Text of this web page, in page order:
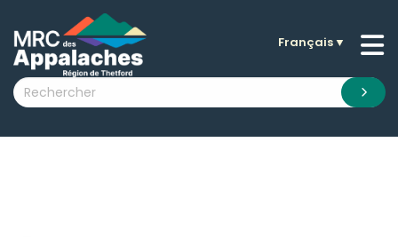
submenu (La MRC )
submenu (Citoyens )
Français▼